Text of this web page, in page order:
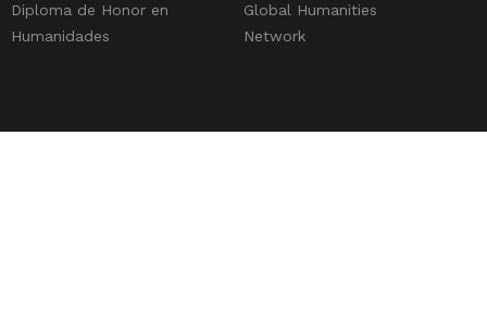
Diploma de Honor en
Humanidades
Global Humanities
Network